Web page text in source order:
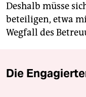
Deshalb müsse
beteiligen, etwa
Wegfall des
Die